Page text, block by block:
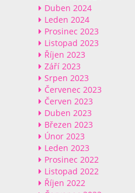
Duben 2024
Leden 2024
Prosinec 2023
Listopad 2023
Říjen 2023
Září 2023
Srpen 2023
Červenec 2023
Červen 2023
Duben 2023
Březen 2023
Únor 2023
Leden 2023
Prosinec 2022
Listopad 2022
Říjen 2022